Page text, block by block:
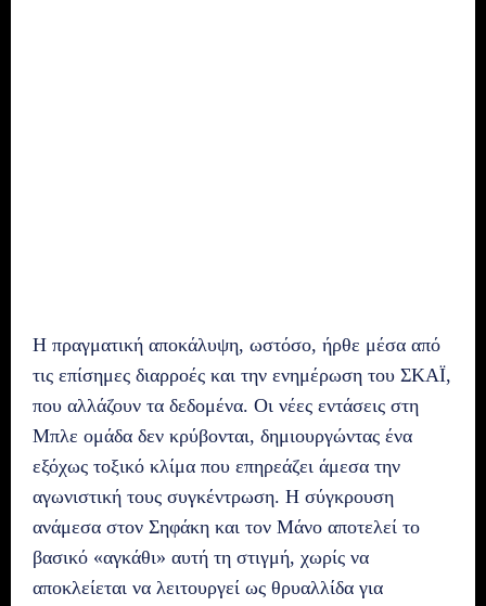
Η πραγματική αποκάλυψη, ωστόσο, ήρθε μέσα από
τις επίσημες διαρροές και την ενημέρωση του ΣΚΑΪ,
που αλλάζουν τα δεδομένα. Οι νέες εντάσεις στη
Μπλε ομάδα δεν κρύβονται, δημιουργώντας ένα
εξόχως τοξικό κλίμα που επηρεάζει άμεσα την
αγωνιστική τους συγκέντρωση. Η σύγκρουση
ανάμεσα στον Σηφάκη και τον Μάνο αποτελεί το
βασικό «αγκάθι» αυτή τη στιγμή, χωρίς να
αποκλείεται να λειτουργεί ως θρυαλλίδα για